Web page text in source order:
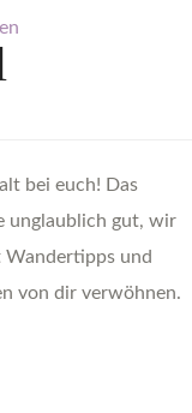
bei euch! Das
unglaublich gut, wir
Wandertipps und
von dir verwöhnen.